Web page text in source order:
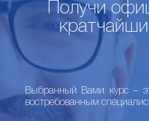
Получи
Выбранный Вами курс –
востребованным